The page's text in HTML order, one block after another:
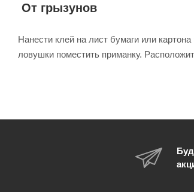
От грызунов
Нанести клей на лист бумаги или
ловушки поместить приманку.